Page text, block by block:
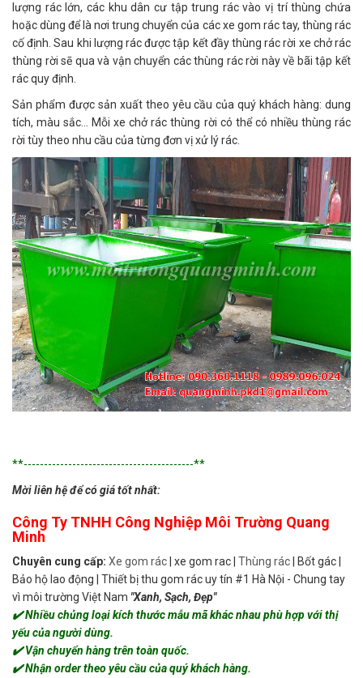
lượng rác lớn, các khu dân cư tập trung rác vào vị trí thùng chứa
hoặc dùng để là nơi trung chuyển của các xe gom rác tay, thùng rác
cố định. Sau khi lượng rác được tập kết đầy thùng rác rời xe chở rác
thùng rời sẽ qua và vận chuyển các thùng rác rời này về bãi tập kết
rác quy định.
Sản phẩm được sản xuất theo yêu cầu của quý khách hàng: dung
tích, màu sắc... Mỗi xe chở rác thùng rời có thể có nhiều thùng rác
rời tùy theo nhu cầu của từng đơn vị xử lý rác.
**------------------------------------------**
Mời liên hệ để có giá tốt nhất:
Công Ty TNHH Công Nghiệp Môi Trường Quang
Minh
Chuyên cung cấp: Xe gom rác| xe gom rac | Thùng rác| Bốt gác |
Bảo hộ lao động | Thiết bị thu gom rác uy tín #1 Hà Nội - Chung tay
vì môi trường Việt Nam "Xanh, Sạch, Đẹp"
✔️ Nhiều chủng loại kích thước mẫu mã khác nhau phù hợp với thị
yếu của người dùng.
✔️ Vận chuyển hàng trên toàn quốc.
✔️ Nhận order theo yêu cầu của quý khách hàng.